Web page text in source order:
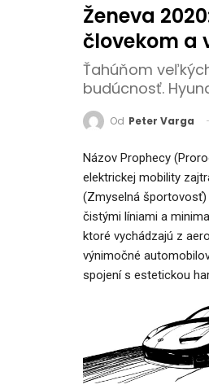
Ženeva
človekom a
Ťahúňom
budúcnosť.
Od Peter Varga
Názov Prophecy
elektrickej mobility
(Zmyselná
čistými líniami a
ktoré vychádzajú z
výnimočné
spojení s estetickou